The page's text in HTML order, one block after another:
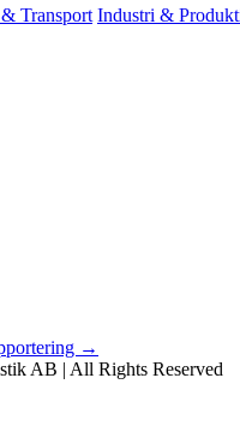
Transport Industri &
→
AB | All Rights Reserved